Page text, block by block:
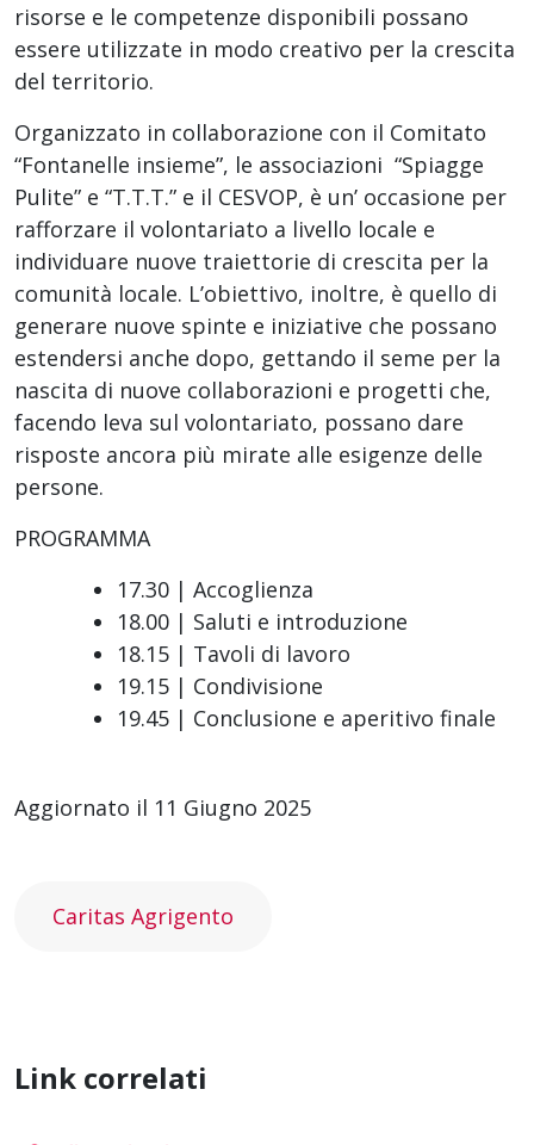
risorse e le competenze disponibili possano
essere utilizzate in modo creativo per la crescita
del territorio.
Organizzato in collaborazione con il Comitato
“Fontanelle insieme”, le associazioni “Spiagge
Pulite” e “T.T.T.” e il CESVOP, è un’ occasione per
rafforzare il volontariato a livello locale e
individuare nuove traiettorie di crescita per la
comunità locale. L’obiettivo, inoltre, è quello di
generare nuove spinte e iniziative che possano
estendersi anche dopo, gettando il seme per la
nascita di nuove collaborazioni e progetti che,
facendo leva sul volontariato, possano dare
risposte ancora più mirate alle esigenze delle
persone.
PROGRAMMA
17.30 | Accoglienza
18.00 | Saluti e introduzione
18.15 | Tavoli di lavoro
19.15 | Condivisione
19.45 | Conclusione e aperitivo finale
Aggiornato il 11 Giugno 2025
Caritas Agrigento
Link correlati